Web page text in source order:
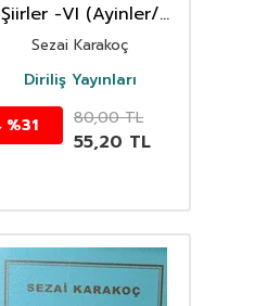
Şiirler -VI (Ayinler/
Çeşmeler)
Sezai Karakoç
Diriliş Yayınları
%31 80,00TL
55,20 TL